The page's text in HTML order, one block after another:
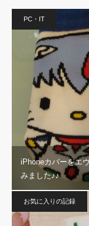
PC・IT
iPhoneカバーをエ
みました♪♪
お気に入りの記録